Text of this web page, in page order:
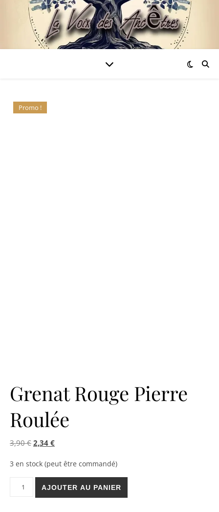
Promo !
Grenat Rouge Pierre
Roulée
3,90€ Le prix initial était : 3,90 €.
2,34 €Le prix actuel est : 2,34 €.
3 en stock (peut être commandé)
AJOUTER AU PANIER